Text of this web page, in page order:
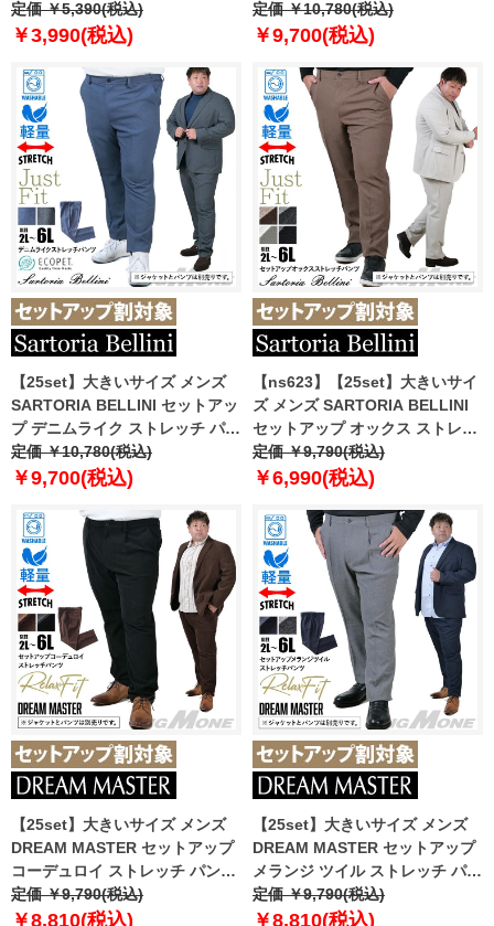
パンツ azw24348-sp
定価 ￥5,390(税込)
￥3,990(税込)
滑らかな手触り シワになりにく
い ty-mois-pt-l
定価 ￥10,780(税込)
￥9,700(税込)
【25set】大きいサイズ メンズ
SARTORIA BELLINI セットアッ
プ デニムライク ストレッチ パン
ツ ジャストフィット 軽量 ウォッ
シャブル イージーケア ライフス
定価 ￥10,780(税込)
￥9,700(税込)
【ns623】【25set】大きいサイ
ズ メンズ SARTORIA BELLINI
セットアップ オックス ストレッ
チ パンツ ジャストフィット 軽量
ウォッシャブル イージーケア ラ
定価 ￥9,790(税込)
￥6,990(税込)
【25set】大きいサイズ メンズ
DREAM MASTER セットアップ
コーデュロイ ストレッチ パンツ
リラックスフィット 軽量 ウォッ
シャブル イージーケア ライフス
定価 ￥9,790(税込)
￥8,810(税込)
【25set】大きいサイズ メンズ
DREAM MASTER セットアップ
メランジ ツイル ストレッチ パン
ツ リラックスフィット 軽量 ウォ
ッシャブル イージーケア ライフ
定価 ￥9,790(税込)
￥8,810(税込)